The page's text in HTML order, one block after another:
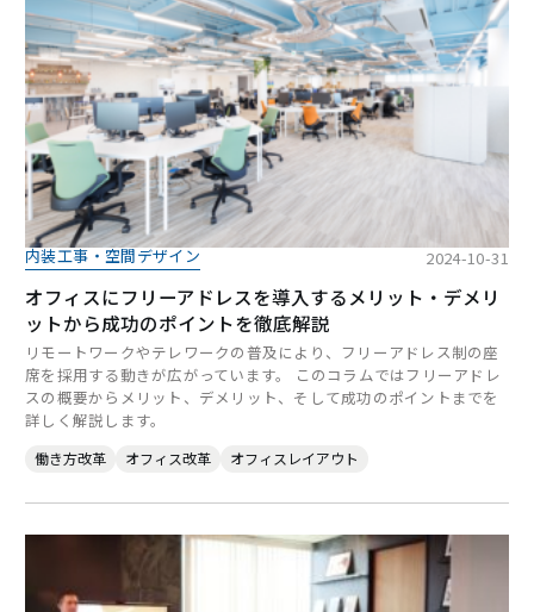
内装工事・空間デザイン 2024-10-31
オフィスにフリーアドレスを導入するメリット・デメリ
ットから成功のポイントを徹底解説
リモートワークやテレワークの普及により、フリーアドレス制の座
席を採用する動きが広がっています。 このコラムではフリーアドレ
スの概要からメリット、デメリット、そして成功のポイントまでを
詳しく解説します。
働き方改革 オフィス改革 オフィスレイアウト